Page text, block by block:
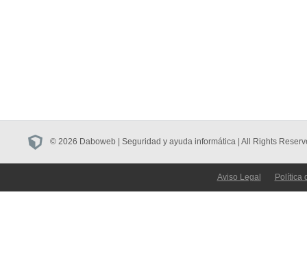
© 2026 Daboweb | Seguridad y ayuda informática | All Rights
Aviso Legal Política